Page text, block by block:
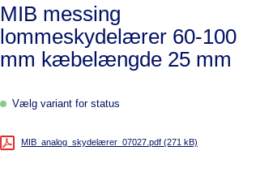
MIB messing
lommeskydelærer 60-100
mm kæbelængde 25 mm
Vælg variant for status
MIB_analog_skydelærer_07027.pdf (271 kB)